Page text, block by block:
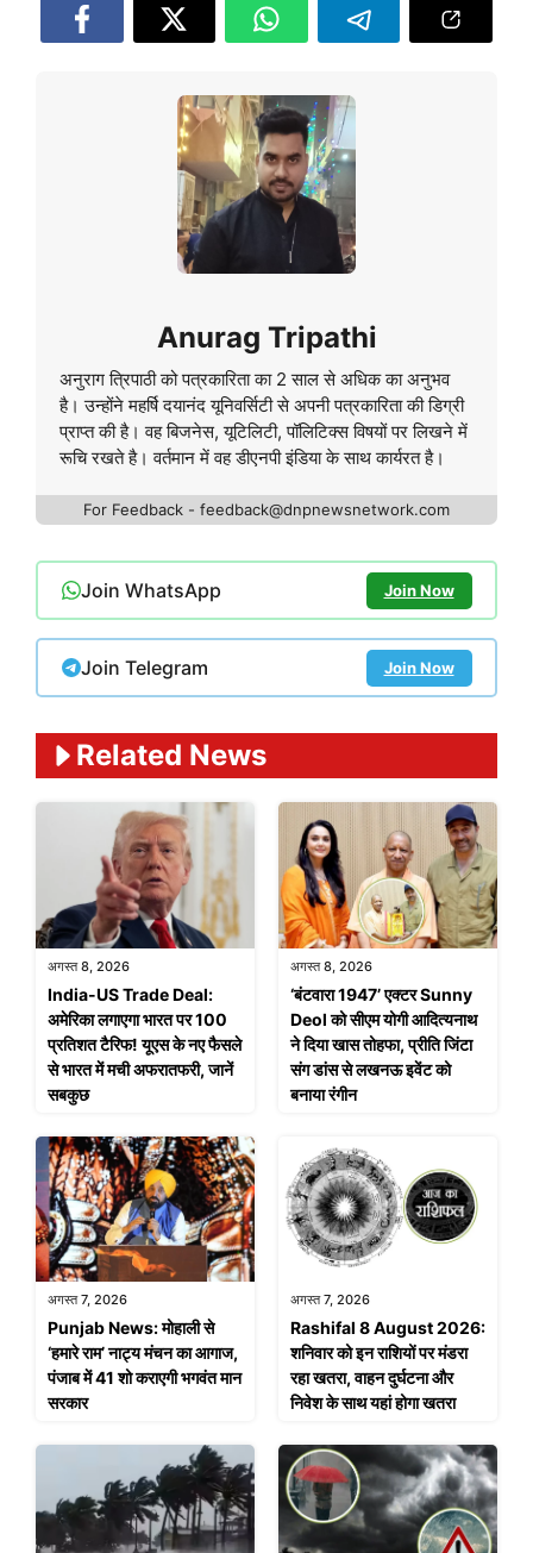
Anurag Tripathi
अनुराग त्रिपाठी को पत्रकारिता का 2 साल से अधिक का अनुभव
है। उन्होंने महर्षि दयानंद यूनिवर्सिटी से अपनी पत्रकारिता की डिग्री
प्राप्त की है। वह बिजनेस, यूटिलिटी, पॉलिटिक्स विषयों पर लिखने में
रूचि रखते है। वर्तमान में वह डीएनपी इंडिया के साथ कार्यरत है।
For Feedback - feedback@dnpnewsnetwork.com
Join WhatsApp Join Now
Join Telegram Join Now
Related News
अगस्त 8, 2026
India-US Trade Deal:
अमेरिका लगाएगा भारत पर 100
प्रतिशत टैरिफ! यूएस के नए फैसले
से भारत में मची अफरातफरी, जानें
सबकुछ
अगस्त 8, 2026
‘बंटवारा 1947’ एक्टर Sunny
Deol को सीएम योगी आदित्यनाथ
ने दिया खास तोहफा, प्रीति जिंटा
संग डांस से लखनऊ इवेंट को
बनाया रंगीन
अगस्त 7, 2026
Punjab News: मोहाली से
‘हमारे राम’ नाट्य मंचन का आगाज,
पंजाब में 41 शो कराएगी भगवंत मान
सरकार
अगस्त 7, 2026
Rashifal 8 August 2026:
शनिवार को इन राशियों पर मंडरा
रहा खतरा, वाहन दुर्घटना और
निवेश के साथ यहां होगा खतरा